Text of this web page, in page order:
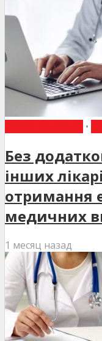
•
Без
інших
отримання
медичних
1 месяц назад